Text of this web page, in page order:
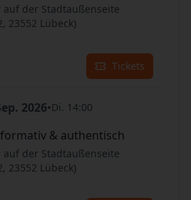
der Stadtaußenseite
23552 Lübeck)
Tickets
2026•Di. 14:00
& authentisch
der Stadtaußenseite
23552 Lübeck)